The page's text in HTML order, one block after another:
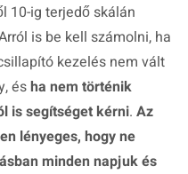
10-ig terjedő skálán
is be kell számolni, ha
kezelés nem vált
ésha nem történik
is segítséget kérni. Az
lényeges, hogy ne
minden napjuk és